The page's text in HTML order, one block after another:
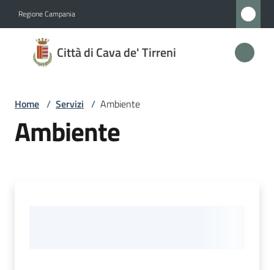
Regione Campania
Città di Cava de' Tirreni
Città
di
de'
Tirreni
Home / Servizi / Ambiente
Ambiente